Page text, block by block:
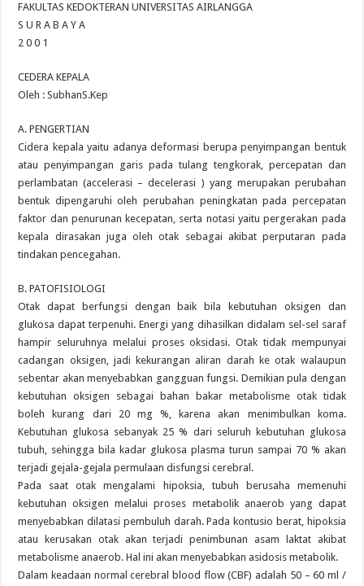
FAKULTAS KEDOKTERAN UNIVERSITAS AIRLANGGA
S U R A B A Y A
2 0 0 1
CEDERA KEPALA
Oleh : SubhanS.Kep
A. PENGERTIAN
Cidera kepala yaitu adanya deformasi berupa penyimpangan bentuk
atau penyimpangan garis pada tulang tengkorak, percepatan dan
perlambatan (accelerasi – decelerasi ) yang merupakan perubahan
bentuk dipengaruhi oleh perubahan peningkatan pada percepatan
faktor dan penurunan kecepatan, serta notasi yaitu pergerakan pada
kepala dirasakan juga oleh otak sebagai akibat perputaran pada
tindakan pencegahan.
B. PATOFISIOLOGI
Otak dapat berfungsi dengan baik bila kebutuhan oksigen dan
glukosa dapat terpenuhi. Energi yang dihasilkan didalam sel-sel saraf
hampir seluruhnya melalui proses oksidasi. Otak tidak mempunyai
cadangan oksigen, jadi kekurangan aliran darah ke otak walaupun
sebentar akan menyebabkan gangguan fungsi. Demikian pula dengan
kebutuhan oksigen sebagai bahan bakar metabolisme otak tidak
boleh kurang dari 20 mg %, karena akan menimbulkan koma.
Kebutuhan glukosa sebanyak 25 % dari seluruh kebutuhan glukosa
tubuh, sehingga bila kadar glukosa plasma turun sampai 70 % akan
terjadi gejala-gejala permulaan disfungsi cerebral.
Pada saat otak mengalami hipoksia, tubuh berusaha memenuhi
kebutuhan oksigen melalui proses metabolik anaerob yang dapat
menyebabkan dilatasi pembuluh darah. Pada kontusio berat, hipoksia
atau kerusakan otak akan terjadi penimbunan asam laktat akibat
metabolisme anaerob. Hal ini akan menyebabkan asidosis metabolik.
Dalam keadaan normal cerebral blood flow (CBF) adalah 50 – 60 ml /